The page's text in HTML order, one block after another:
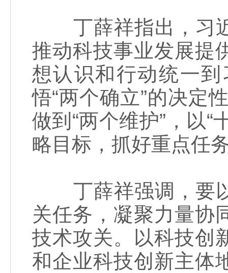
丁薛祥指出，习近
推动科技事业发展提
想认识和行动统一
悟“两个确立”的决定
做到“两个维护”，以
略目标，抓好重点任
丁薛祥强调，要以
关任务，凝聚力量协
技术攻关。以科技创
和企业科技创新主体